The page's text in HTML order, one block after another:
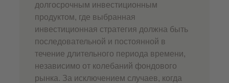
долгосрочным инвестиционным
продуктом, где выбранная
инвестиционная стратегия должна быть
последовательной и постоянной в
течение длительного периода времени,
независимо от колебаний фондового
рынка. За исключением случаев, когда